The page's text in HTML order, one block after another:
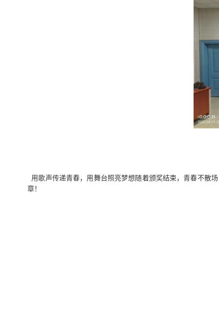
用歌声传递青春，用舞台照亮梦想随着颁奖结束 ，青春不散
章！